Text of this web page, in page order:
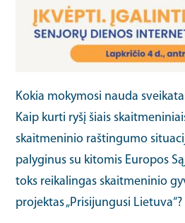
Kokia mokymosi nauda
Kaip kurti ryšį šiais
skaitmeninio raštingumo
palyginus su kitomis Europos
toks reikalingas skaitmeninio
projektas „Prisijungusi Lietuva“?